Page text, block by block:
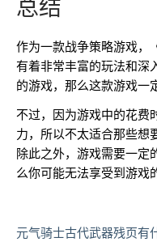
总结
作为一款战争策略游戏，
有着非常丰富的玩法和深
的游戏，那么这款游戏一
不过，因为游戏中的花费
力，所以不太适合那些想
除此之外，游戏需要一定
么你可能无法享受到游戏
元气骑士古代武器残页有